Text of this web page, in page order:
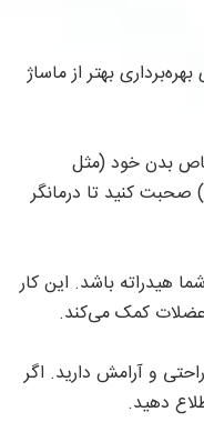
بهتر از ماساژ
خاص بدن خود (مثل
کنید تا درمانگر
هیدراته باشد. این کار
کمک می‌کند.
و آرامش دارید. اگر
دهید.